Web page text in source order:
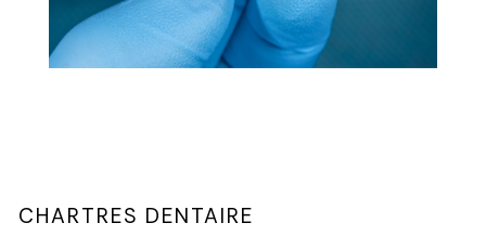
CHARTRES DENTAIRE